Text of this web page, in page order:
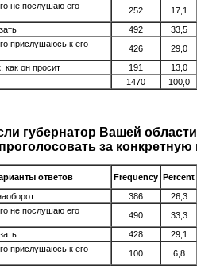
не послушаю его
252
17,1
492
33,5
прислушаюсь к его
426
29,0
как он просит
191
13,0
1470 100,0
губернатор Вашей
проголосовать за конкретную
ответов Frequency
Percent
386
26,3
не послушаю его
490
33,3
428
29,1
прислушаюсь к его
100
6,8